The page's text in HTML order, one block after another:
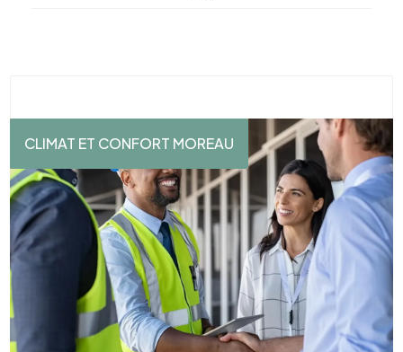
CLIMAT ET CONFORT MOREAU